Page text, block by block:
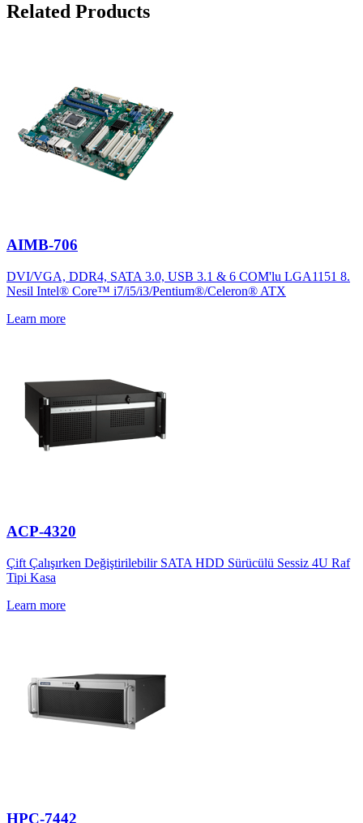
Related Products
AIMB-706
DVI/VGA, DDR4, SATA 3.0, USB 3.1 & 6 COM'lu LGA1151 8.
Nesil Intel® Core™ i7/i5/i3/Pentium®/Celeron® ATX
Learn more
ACP-4320
Çift Çalışırken Değiştirilebilir SATA HDD Sürücülü Sessiz 4U Raf
Tipi Kasa
Learn more
HPC-7442